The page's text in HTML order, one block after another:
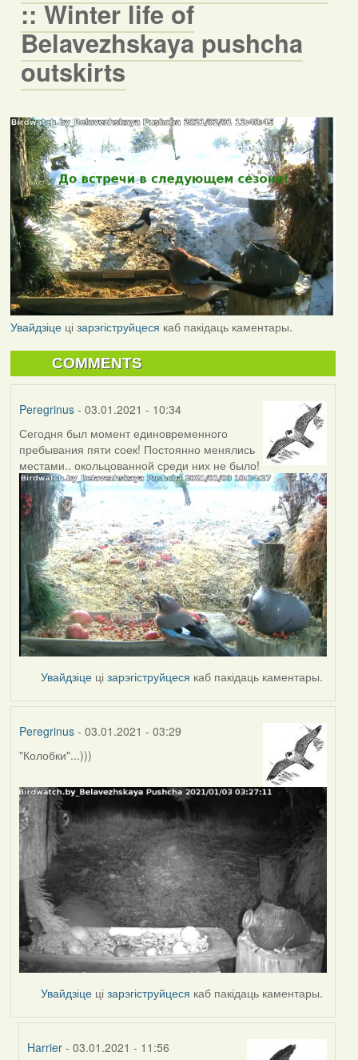
:: Winter life of
Belavezhskaya pushcha
outskirts
Увайдзіцеці зарэгіструйцеся каб пакідаць каментары.
COMMENTS
Peregrinus- 03.01.2021 - 10:34
Сегодня был момент единовременного
пребывания пяти соек! Постоянно менялись
местами.. окольцованной среди них не было!
Увайдзіце цізарэгіструйцеся каб пакідаць каментары.
Peregrinus- 03.01.2021 - 03:29
"Колобки"...)))
Увайдзіце цізарэгіструйцеся каб пакідаць каментары.
Harrier - 03.01.2021 - 11:56